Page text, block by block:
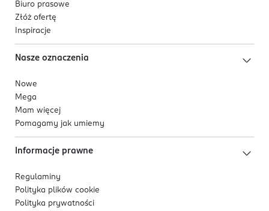
Biuro prasowe
Złóż ofertę
Inspiracje
Nasze oznaczenia
Nowe
Mega
Mam więcej
Pomagamy jak umiemy
Informacje prawne
Regulaminy
Polityka plików cookie
Polityka prywatności